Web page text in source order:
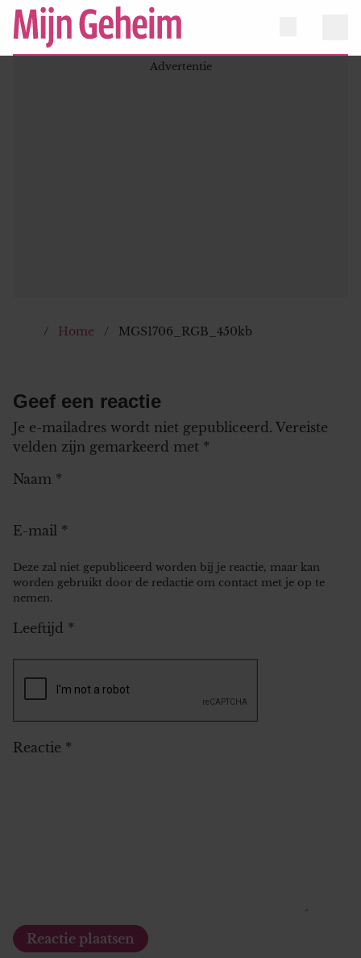
Home MGS1706_RGB_450kb
Geef een reactie
Je e-mailadres wordt niet gepubliceerd. Vereiste
velden zijn gemarkeerd met *
Naam *
E-mail *
Deze zal niet gepubliceerd worden bij je reactie, maar kan
worden gebruikt door de redactie om contact met je op te
nemen.
Leeftijd *
Reactie *